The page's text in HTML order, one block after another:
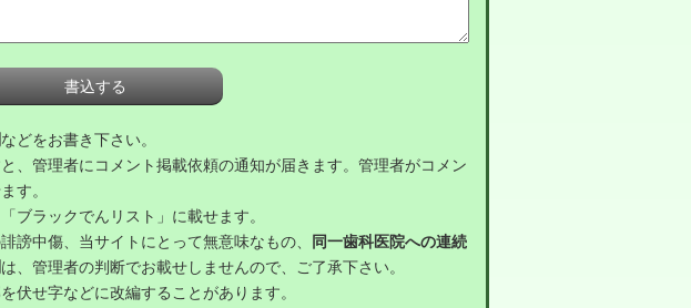
などをお書き下さい。
、管理者にコメント掲載依頼の通知が届きます。管理者がコメン
す。
ブラックでんリスト」に載せます。
中傷、当サイトにとって無意味なもの、
同一歯科医院への連続
は、管理者の判断でお載せしませんので、ご了承下さい。
せ字などに改編することがあります。